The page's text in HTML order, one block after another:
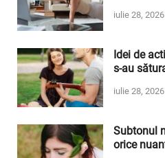
iulie 28, 2026
Idei de
s-au
iulie 28, 2026
Subtonul
orice